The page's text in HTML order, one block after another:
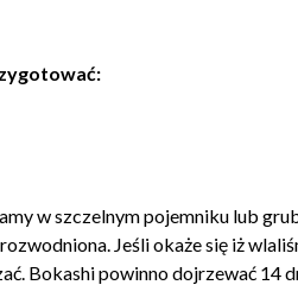
w szczelnym pojemniku lub
Jeśli okaże się iż
Bokashi powinno dojrzewać 14